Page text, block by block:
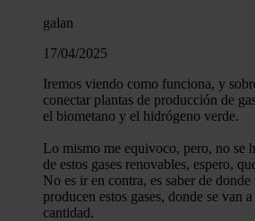
galan
17/04/2025
Iremos viendo como funciona, y
conectar plantas de producción de
el biometano y el hidrógeno verde.
Lo mismo me equivoco, pero, no se
de estos gases renovables, espero,
No es ir en contra, es saber de
producen estos gases, donde se van
cantidad.